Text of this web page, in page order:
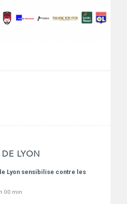
LYON
Lyon sensibilise contre les
00 min